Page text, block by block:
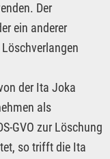
Der
ein anderer
der Ita Joka
als
GVO zur Löschung
so trifft die Ita